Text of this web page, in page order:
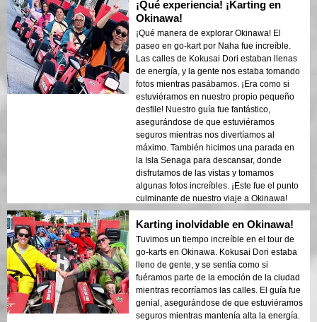
¡Qué experiencia! ¡Karting en
Okinawa!
¡Qué manera de explorar Okinawa! El
paseo en go-kart por Naha fue increíble.
Las calles de Kokusai Dori estaban llenas
de energía, y la gente nos estaba tomando
fotos mientras pasábamos. ¡Era como si
estuviéramos en nuestro propio pequeño
desfile! Nuestro guía fue fantástico,
asegurándose de que estuviéramos
seguros mientras nos divertíamos al
máximo. También hicimos una parada en
la Isla Senaga para descansar, donde
disfrutamos de las vistas y tomamos
algunas fotos increíbles. ¡Este fue el punto
culminante de nuestro viaje a Okinawa!
Karting inolvidable en Okinawa!
Tuvimos un tiempo increíble en el tour de
go-karts en Okinawa. Kokusai Dori estaba
lleno de gente, y se sentía como si
fuéramos parte de la emoción de la ciudad
mientras recorríamos las calles. El guía fue
genial, asegurándose de que estuviéramos
seguros mientras mantenía alta la energía.